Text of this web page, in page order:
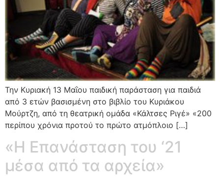
Την Κυριακή 13 Μαΐου παιδική παράσταση για παιδιά
από 3 ετών βασισμένη στο βιβλίο του Κυριάκου
Μούρτζη, από τη θεατρική ομάδα «Κάλτσες Ριγέ» «200
περίπου χρόνια προτού το πρώτο ατμόπλοιο […]
«Η Επανάσταση του ‘21
μέσα από τα αρχεία»